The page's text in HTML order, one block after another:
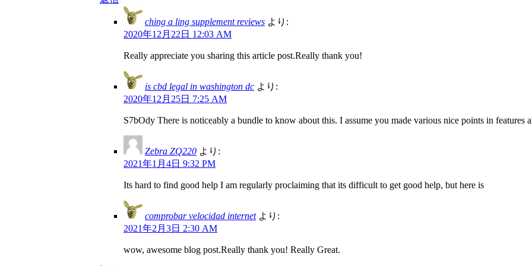
ching a ling supplement reviews より:
2020年12月22日 12:03 AM
Really appreciate you sharing this article post.Really thank you!
is cbd legal in washington dc より:
2020年12月25日 7:25 AM
S7bOdy There is noticeably a bundle to know about this. I assume you made various nice points in features
Zebra ZQ220 より:
2021年1月4日 9:32 PM
Its hard to find good help I am regularly proclaiming that its difficult to get good help, but here is
comprobar velocidad internet より:
2021年2月3日 2:30 AM
wow, awesome blog post.Really thank you! Really Great.